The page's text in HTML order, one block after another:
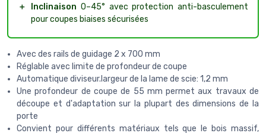
＋
Inclinaison 0–45° avec protection anti-basculement
pour coupes biaises sécurisées
Avec des rails de guidage 2 x 700 mm
Réglable avec limite de profondeur de coupe
Automatique diviseur.largeur de la lame de scie: 1,2 mm
Une profondeur de coupe de 55 mm permet aux travaux de
découpe et d'adaptation sur la plupart des dimensions de la
porte
Convient pour différents matériaux tels que le bois massif,